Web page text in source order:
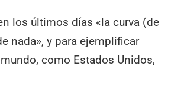
los últimos días «la curva (de
nada», y para ejemplificar
como Estados Unidos,